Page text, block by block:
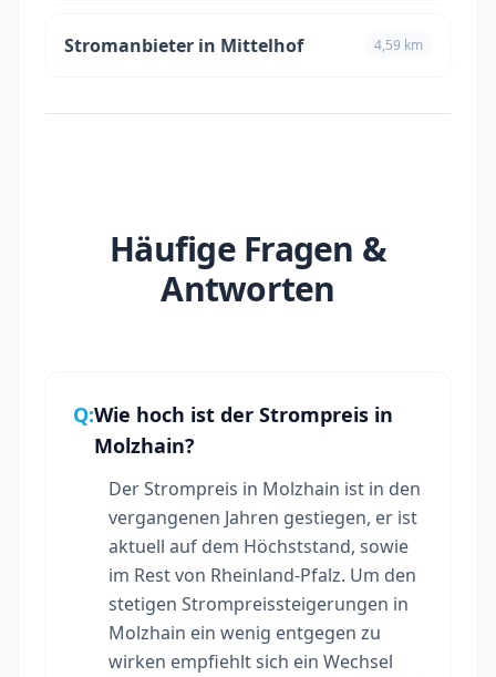
Stromanbieter in Mittelhof 4,59 km
Häufige Fragen &
Antworten
Q:Wie hoch ist der Strompreis in
Molzhain?
Der Strompreis in Molzhain ist in den
vergangenen Jahren gestiegen, er ist
aktuell auf dem Höchststand, sowie
im Rest von Rheinland-Pfalz. Um den
stetigen Strompreissteigerungen in
Molzhain ein wenig entgegen zu
wirken empfiehlt sich ein Wechsel